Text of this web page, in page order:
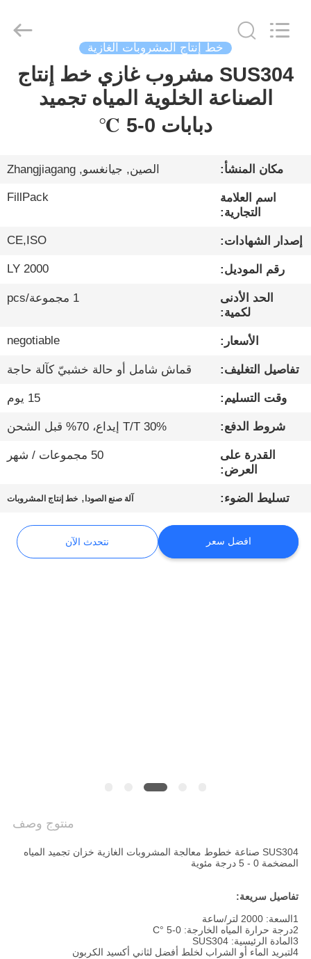
الصفحة
الرئيسية
معلومات
جولة
المعمل
مراقبة
الجودة
نتحدث
الآن
Machinery
Reserved.
خط إنتاج المشروبات الغازية
SUS304 مشروب غازي خط إنتاج
الصناعة الخلوية المياه تجميد
دبابات 0-5 ℃
مكان المنشأ: الصين, جيانغسو, Zhangjiagang
اسم العلامة
التجارية:
FillPack
إصدار الشهادات: CE,ISO
رقم الموديل: LY 2000
الحد الأدنى
لكمية:
1 مجموعة/pcs
الأسعار: negotiable
تفاصيل التغليف: قماش شامل أو حالة خشبيّ كآلة حاجة
وقت التسليم: 15 يوم
شروط الدفع: 30% T/T إيداع، 70% قبل الشحن
القدرة على
العرض:
50 مجموعات / شهر
تسليط الضوء: آلة صنع الصودا , خط إنتاج المشروبات
افضل سعر نتحدث الآن
منتوج وصف
SUS304 صناعة خطوط معالجة المشروبات الغازية خزان تجميد المياه
المضخمة 0 - 5 درجة مئوية
تفاصيل سريعة:
1السعة: 2000 لتر/ساعة
2درجة حرارة المياه الخارجة: 0-5 °C
3المادة الرئيسية: SUS304
4لتبريد الماء أو الشراب لخلط أفضل لثاني أكسيد الكربون